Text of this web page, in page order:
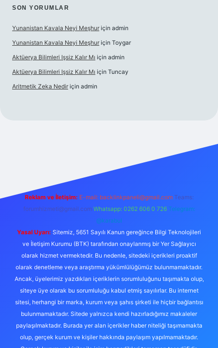
SON YORUMLAR
Yunanistan Kavala Neyi Meşhur için admin
Yunanistan Kavala Neyi Meşhur için Toygar
Aktüerya Bilimleri Işsiz Kalır Mı için admin
Aktüerya Bilimleri Işsiz Kalır Mı için Tuncay
Aritmetik Zeka Nedir için admin
Reklam ve İletişim: E-mail: backlinkpaneli@gmail.com Teams:
forumhizmeti@gmail.com Whatsapp: 0262 606 0 726 Telegram:
@karabul
Yasal Uyarı: Sitemiz, 5651 Sayılı Kanun gereğince Bilgi Teknolojileri
ve İletişim Kurumu (BTK) tarafından onaylanmış bir Yer Sağlayıcı
olarak hizmet vermektedir. Bu nedenle, sitedeki içerikleri proaktif
olarak denetleme veya araştırma yükümlülüğümüz bulunmamaktadır.
Ancak, üyelerimiz yazdıkları içeriklerin sorumluluğunu taşımakta olup,
siteye üye olarak bu sorumluluğu kabul etmiş sayılırlar. Bu internet
sitesi, herhangi bir marka, kurum veya şahıs şirketi ile hiçbir bağlantısı
bulunmamaktadır. Sitede yalnızca kendi hazırladığımız makaleler
paylaşılmaktadır. Burada yer alan içerikler haber niteliği taşımamakta
olup, gerçek kurum ve kişiler hakkında paylaşım yapılmamaktadır.